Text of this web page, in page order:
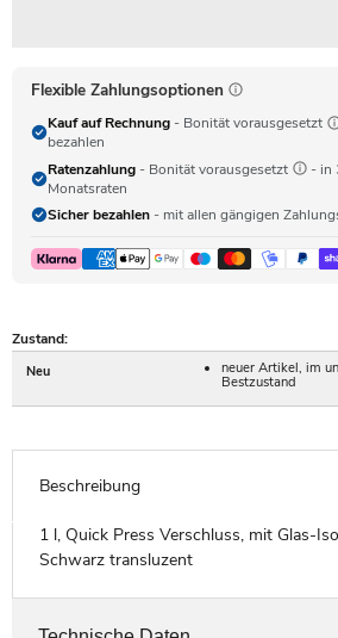
Flexible Zahlungsoptionen
Kauf auf Rechnung - Bonität vorausgesetzt
bezahlen
Ratenzahlung - Bonität vorausgesetzt
- in
Monatsraten
Sicher bezahlen - mit allen gängigen
Zustand:
Neu
neuer Artikel, im
Bestzustand
Beschreibung
1 l, Quick Press Verschluss, mit Glas-
Schwarz transluzent